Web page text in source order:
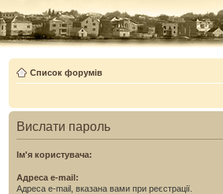
Список форумів
Вислати пароль
Ім'я користувача:
Адреса e-mail:
Адреса e-mail, вказана вами при реєстрації.